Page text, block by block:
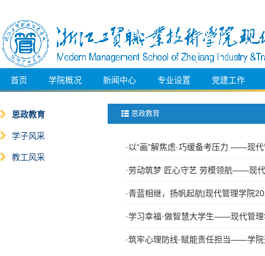
首页 学院概况 新闻中心 专业设置 党建工作
思政教育
学子风采
教工风采
思政教育
·以“画”解焦虑·巧缓备考压力 ——现
·劳动筑梦 匠心守艺 劳模领航——现代
·青蓝相继，扬帆起航|现代管理学院
·学习幸福·做智慧大学生——现代管
·筑牢心理防线·赋能责任担当——学